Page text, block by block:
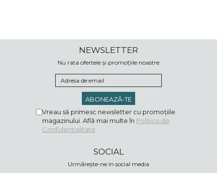
NEWSLETTER
Nu rata ofertele și promoțiile noastre
Vreau să primesc newsletter cu promoțiile
magazinului. Află mai multe în Politica de
Confidentialitate
SOCIAL
Urmărește-ne în social media